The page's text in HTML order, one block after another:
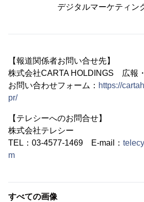
デジタルマーケティング
【報道関係者お問い合せ先】
株式会社CARTA HOLDINGS 広報
お問い合わせフォーム： https://
pr/
【テレシーへのお問合せ】
株式会社テレシー
TEL：03-4577-1469 E-mail：
m
すべての画像